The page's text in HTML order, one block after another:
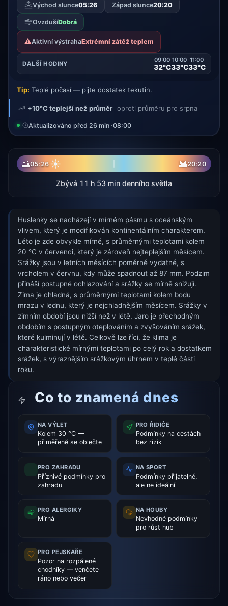
Východ slunce05:26 Západ slunce20:20
OvzdušíDobrá
⚠️Aktivní výstrahaExtrémní zátěž teplem
DALŠÍ HODINY
09:00
32°C
10:00
33°C
11:00
33°C
Tip: Teplé počasí — pijte dostatek tekutin.
+10°C teplejší než průměr oproti průměru pro srpna
Aktualizováno před 26 min ·08:00
🌅05:26 ☀ 🌇20:20
Zbývá 11 h 53 min denního světla
Huslenky se nacházejí v mírném pásmu s oceánským
vlivem, který je modifikován kontinentálním charakterem.
Léto je zde obvykle mírné, s průměrnými teplotami kolem
20 °C v červenci, který je zároveň nejteplejším měsícem.
Srážky jsou v letních měsících poměrně vydatné, s
vrcholem v červnu, kdy může spadnout až 87 mm. Podzim
přináší postupné ochlazování a srážky se mírně snižují.
Zima je chladná, s průměrnými teplotami kolem bodu
mrazu v lednu, který je nejchladnějším měsícem. Srážky v
zimním období jsou nižší než v létě. Jaro je přechodným
obdobím s postupným oteplováním a zvyšováním srážek,
které kulminují v létě. Celkově lze říci, že klima je
charakteristické mírnými teplotami po celý rok a dostatkem
srážek, s výraznějším srážkovým úhrnem v teplé části
roku.
Co to znamená dnes
NA VÝLET
Kolem 30 °C —
přiměřeně se oblečte
PRO ŘIDIČE
Podmínky na cestách
bez rizik
PRO ZAHRADU
Příznivé podmínky pro
zahradu
NA SPORT
Podmínky přijatelné,
ale ne ideální
PRO ALERGIKY
Mírná
NA HOUBY
Nevhodné podmínky
pro růst hub
PRO PEJSKAŘE
Pozor na rozpálené
chodníky — venčete
ráno nebo večer